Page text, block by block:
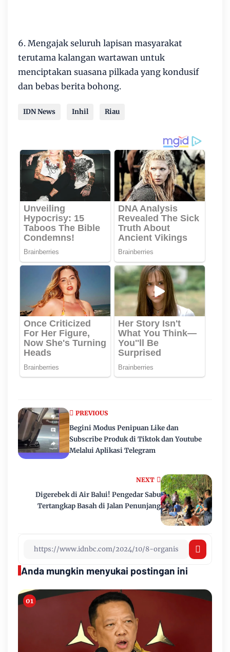
6. Mengajak seluruh lapisan masyarakat
terutama kalangan wartawan untuk
menciptakan suasana pilkada yang kondusif
dan bebas berita bohong.
IDN News Inhil Riau
NEXT
Digerebek di Air Balui! Pengedar Sabu
Tertangkap Basah di Jalan Penunjang
PREVIOUS
Begini Modus Penipuan Like dan
Subscribe Produk di Tiktok dan Youtube
Melalui Aplikasi Telegram
Anda mungkin menyukai postingan ini